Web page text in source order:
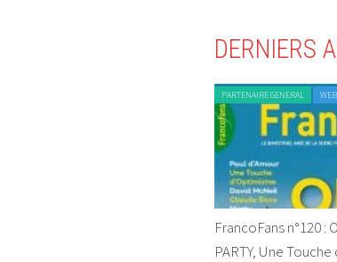
DERNIERS
PARTENAIRE GENERAL
FrancoFans n°120 :
PARTY, Une